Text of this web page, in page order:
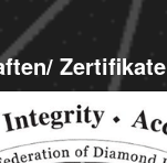
Zertifikate